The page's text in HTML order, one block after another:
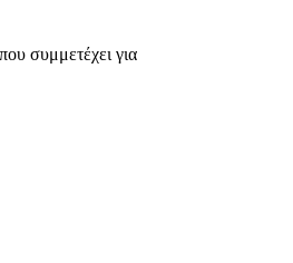
συμμετέχει για